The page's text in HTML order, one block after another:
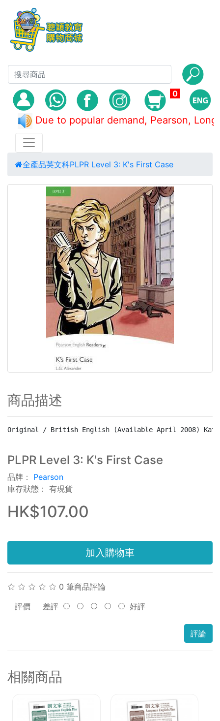
0
Due to popular demand, Pearson,
全產品英文科PLPR Level 3: K's First Case
商品描述
Original / British English (Available April 2008)
PLPR Level 3: K's First Case
品牌： Pearson
庫存狀態： 有現貨
HK$107.00
加入購物車
0 筆商品評論
評價 差評 好評
評論
相關商品